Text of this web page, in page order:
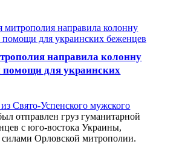
направила колонну
помощи для украинских
изСвято-Успенского мужского
отправлен груз гуманитарной
с юго-востока Украины,
Орловской митрополии.